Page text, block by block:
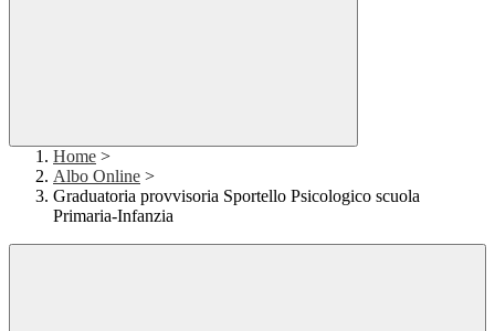
Home >
Albo Online >
Graduatoria provvisoria Sportello Psicologico scuola
Primaria-Infanzia